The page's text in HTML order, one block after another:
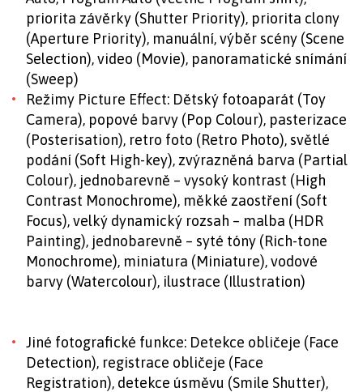
priorita závěrky (Shutter Priority), priorita clony
(Aperture Priority), manuální, výběr scény (Scene
Selection), video (Movie), panoramatické snímání
(Sweep)
Režimy Picture Effect: Dětský fotoaparát (Toy
Camera), popové barvy (Pop Colour), pasterizace
(Posterisation), retro foto (Retro Photo), světlé
podání (Soft High-key), zvýrazněná barva (Partial
Colour), jednobarevně – vysoký kontrast (High
Contrast Monochrome), měkké zaostření (Soft
Focus), velký dynamický rozsah – malba (HDR
Painting), jednobarevně – syté tóny (Rich-tone
Monochrome), miniatura (Miniature), vodové
barvy (Watercolour), ilustrace (Illustration)
Jiné fotografické funkce: Detekce obličeje (Face
Detection), registrace obličeje (Face
Registration), detekce úsměvu (Smile Shutter),